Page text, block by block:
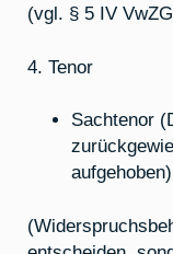
(vgl. § 5 IV
4. Tenor
Sachtenor
aufgehoben)